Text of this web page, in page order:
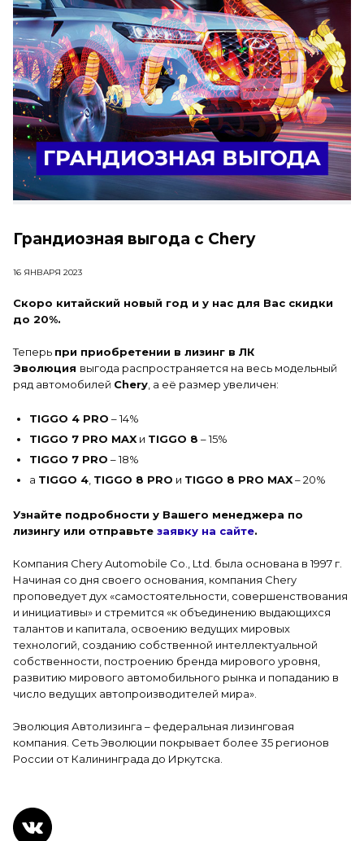
Грандиозная выгода с Chery
16 ЯНВАРЯ 2023
Скоро китайский новый год и у нас для Вас скидки
до 20%.
Теперь при приобретении в лизинг в ЛК
Эволюция выгода распространяется на весь модельный
ряд автомобилей Chery , а её размер увеличен:
TIGGO 4 PRO – 14%
TIGGO 7 PRO MAX и TIGGO 8 – 15%
TIGGO 7 PRO – 18%
а TIGGO 4 TIGGO 8 PRO и TIGGO 8 PRO MAX– 20%
Узнайте подробности у Вашего менеджера по
лизингу или отправьте заявку на сайте.
Компания Chery Automobile Co., Ltd. была основана в 1997 г.
Начиная со дня своего основания, компания Chery
проповедует дух «самостоятельности, совершенствования
и инициативы» и стремится «к объединению выдающихся
талантов и капитала, освоению ведущих мировых
технологий, созданию собственной интеллектуальной
собственности, построению бренда мирового уровня,
развитию мирового автомобильного рынка и попаданию в
число ведущих автопроизводителей мира».
Эволюция Автолизинга – федеральная лизинговая
компания. Сеть Эволюции покрывает более 35 регионов
России от Калининграда до Иркутска.